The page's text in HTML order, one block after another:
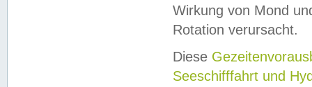
Wirkung von Mond
Rotation verursacht.
Diese
Seeschifffahrt und